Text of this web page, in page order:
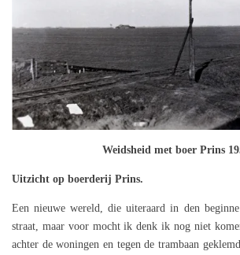
Weidsheid met boer Prins
Uitzicht op boerderij Prins.
Een nieuwe wereld, die uiteraard in den
straat, maar voor mocht ik denk ik nog niet
achter de woningen en tegen de trambaan